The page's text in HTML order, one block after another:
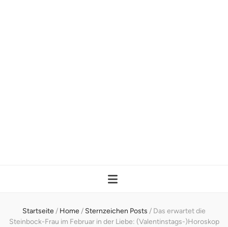
Startseite/ Home/ Sternzeichen Posts / Das erwartet die
Steinbock-Frau im Februar in der Liebe: (Valentinstags-)Horoskop